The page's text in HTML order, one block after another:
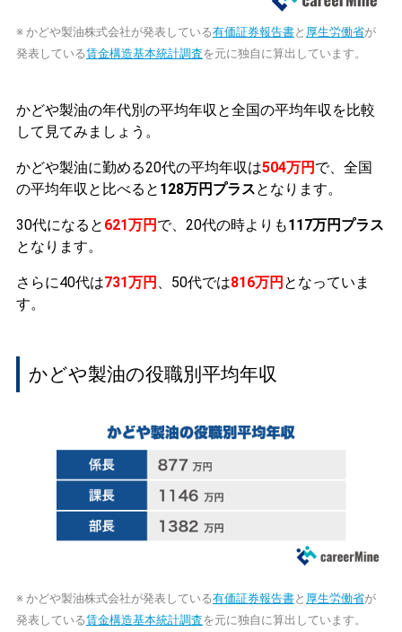
※ かどや製油株式会社が発表している有価証券報告書と 厚生労働省が
発表している賃金構造基本統計調査を元に独自に算出しています。
かどや製油の年代別の平均年収と全国の平均年収を比較
して見てみましょう。
かどや製油に勤める20代の平均年収は504万円 で、全国
の平均年収と比べると 128万円プラスとなります。
30代になると 621万円 で、20代の時よりも117万円プラス
となります。
さらに40代は731万円 、50代では816万円 となっていま
す。
かどや製油の役職別平均年収
※ かどや製油株式会社が発表している有価証券報告書と 厚生労働省が
発表している賃金構造基本統計調査を元に独自に算出しています。